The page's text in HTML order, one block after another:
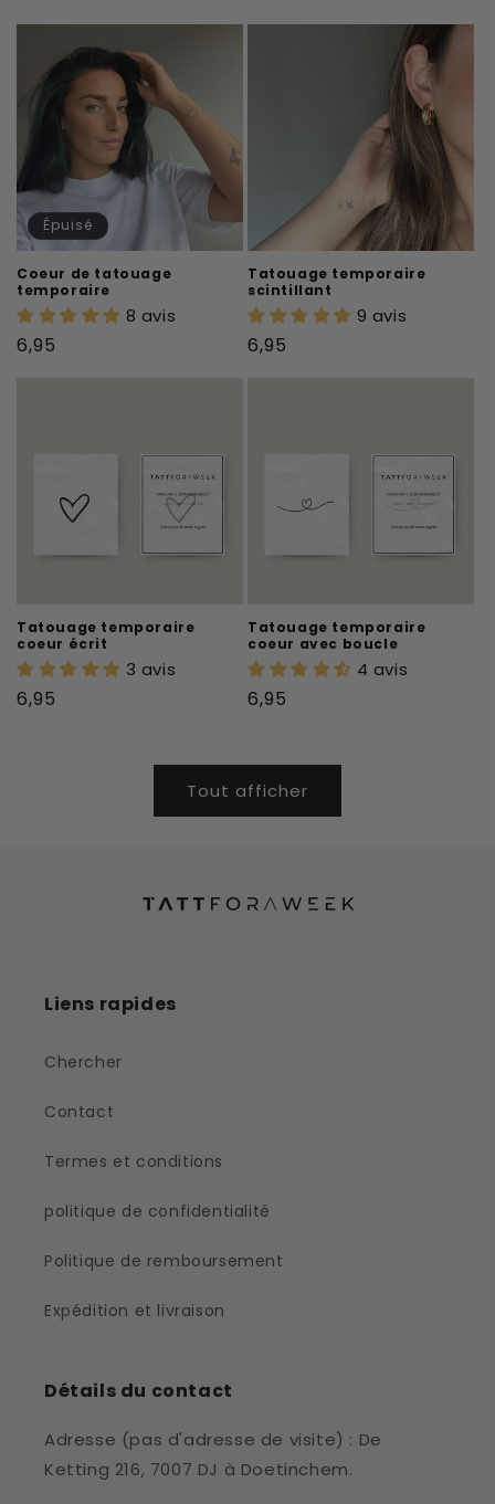
Épuisé
Coeur de tatouage
temporaire
8 avis
Prix
6,95
Tatouage temporaire
scintillant
9 avis
Prix
6,95
Tatouage temporaire
coeur écrit
3 avis
Prix
6,95
Tatouage temporaire
coeur avec boucle
4 avis
Prix
6,95
Tout afficher
Liens rapides
Chercher
Contact
Termes et conditions
politique de confidentialité
Politique de remboursement
Expédition et livraison
Détails du contact
Adresse (pas d'adresse de visite) : De
Ketting 216, 7007 DJ à Doetinchem.